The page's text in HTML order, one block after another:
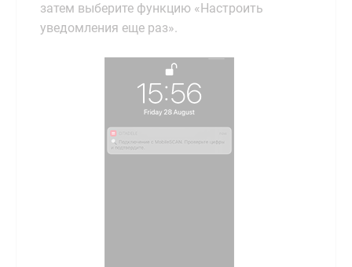
затем выберите функцию «Настроить
уведомления еще раз».